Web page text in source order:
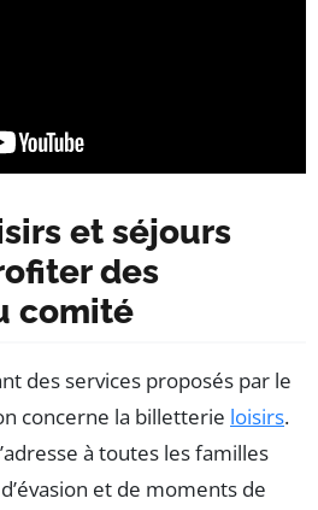
et séjours
des
comité
des services proposés par le
concerne la billetterie loisirs.
à toutes les familles
et de moments de